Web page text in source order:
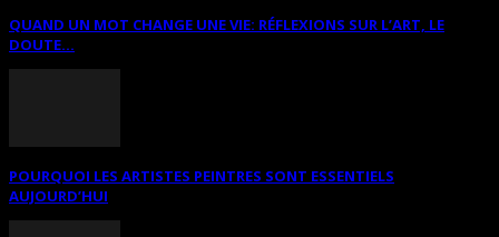
QUAND UN MOT CHANGE UNE VIE: RÉFLEXIONS SUR L’ART, LE
DOUTE...
POURQUOI LES ARTISTES PEINTRES SONT ESSENTIELS
AUJOURD’HUI